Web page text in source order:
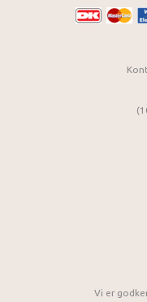
Vi er